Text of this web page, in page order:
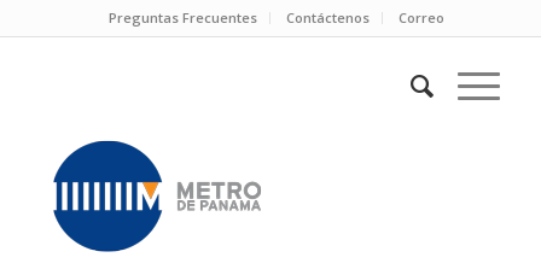
Preguntas Frecuentes Contáctenos Correo